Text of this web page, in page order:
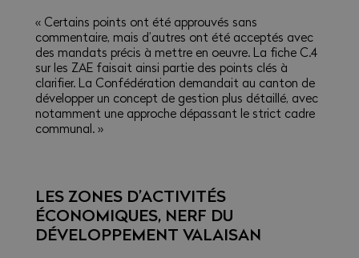
« Certains points ont été approuvés sans
commentaire, mais d’autres ont été acceptés avec
des mandats précis à mettre en oeuvre. La fiche C.4
sur les ZAE faisait ainsi partie des points clés à
clarifier. La Confédération demandait au canton de
développer un concept de gestion plus détaillé, avec
notamment une approche dépassant le strict cadre
communal. »
LES ZONES D’ACTIVITÉS
ÉCONOMIQUES, NERF DU
DÉVELOPPEMENT VALAISAN